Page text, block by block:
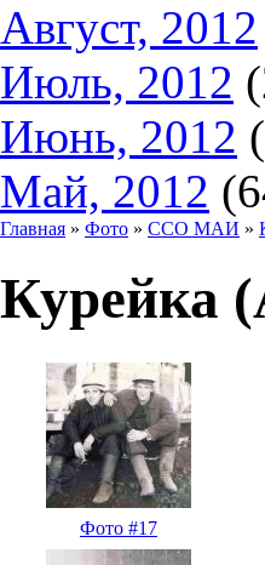
Август, 2012
Июль, 2012
Июнь, 2012
Май, 2012
Главная » Фото » ССО МАИ »
Курейка
Фото #17